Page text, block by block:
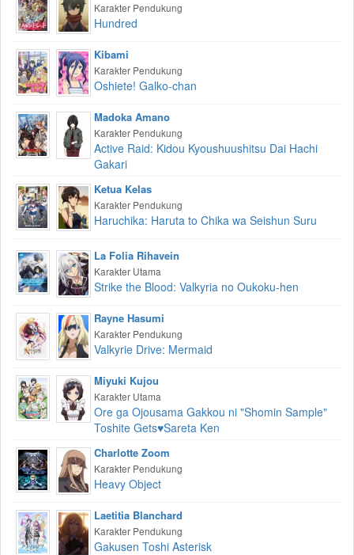
Karakter Pendukung
Hundred
Kibami
Karakter Pendukung
Oshiete! Galko-chan
Madoka Amano
Karakter Pendukung
Active Raid: Kidou Kyoushuushitsu Dai Hachi
Gakari
Ketua Kelas
Karakter Pendukung
Haruchika: Haruta to Chika wa Seishun Suru
La Folia Rihavein
Karakter Utama
Strike the Blood: Valkyria no Oukoku-hen
Rayne Hasumi
Karakter Pendukung
Valkyrie Drive: Mermaid
Miyuki Kujou
Karakter Utama
Ore ga Ojousama Gakkou ni "Shomin Sample"
Toshite Gets♥Sareta Ken
Charlotte Zoom
Karakter Pendukung
Heavy Object
Laetitia Blanchard
Karakter Pendukung
Gakusen Toshi Asterisk